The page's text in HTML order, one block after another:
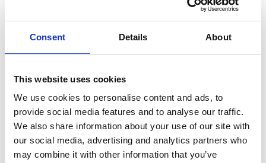
Consent Details About
This website uses cookies
We use cookies to personalise content and ads, to
provide social media features and to analyse our traffic.
We also share information about your use of our site with
our social media, advertising and analytics partners who
may combine it with other information that you’ve
bedrijf.
aandacht te genereren voor de aankomende app.
Oude tools uitfaseren om
één centraal
communicatiecentrum voor werknemers
te
creëren—geen verspreide berichten meer over
meerdere platforms.